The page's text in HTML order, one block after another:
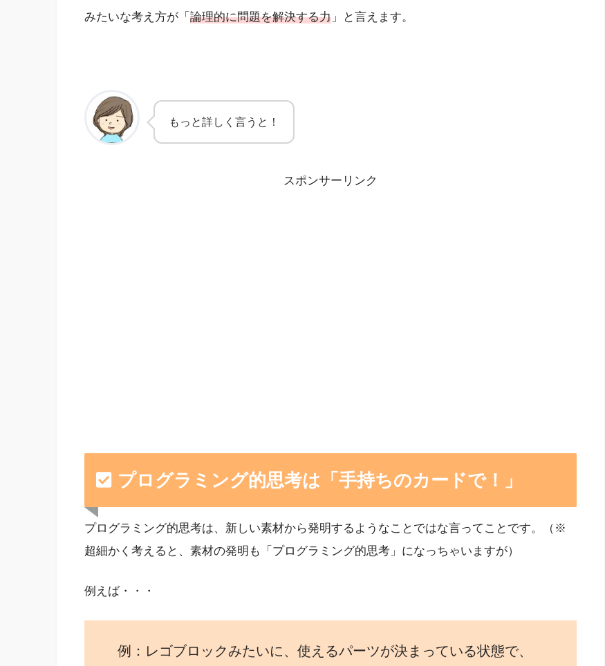
みたいな考え方が「 論理的に問題を解決する力 」と言えます。
もっと詳しく言うと！
スポンサーリンク
プログラミング的思考は「手持ちのカードで！」
プログラミング的思考は、新しい素材から発明するようなことではな言ってことです。（※
超細かく考えると、素材の発明も「プログラミング的思考」になっちゃいますが）
例えば・・・
例：レゴブロックみたいに、使えるパーツが決まっている状態で、